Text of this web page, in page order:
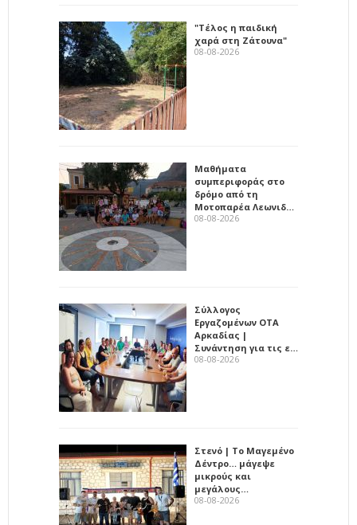
"Τέλος η παιδική
χαρά στη Ζάτουνα"
08-08-2026
Μαθήματα
συμπεριφοράς στο
δρόμο από τη
Μοτοπαρέα Λεωνιδ…
08-08-2026
Σύλλογος
Εργαζομένων ΟΤΑ
Αρκαδίας |
Συνάντηση για τις ε…
08-08-2026
Στενό | Το Μαγεμένο
Δέντρο… μάγεψε
μικρούς και
μεγάλους…
08-08-2026